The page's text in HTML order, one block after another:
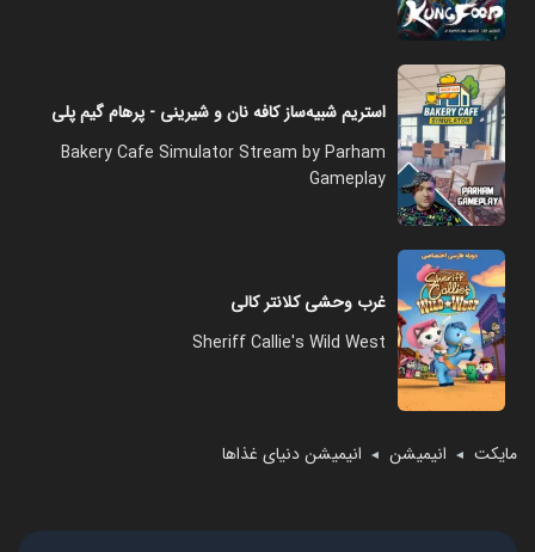
مایکت ◄ انیمیشن ◄ انیمیشن دنیای غذاها
استریم شبیه‌ساز کافه نان و شیرینی - پرهام گیم پلی
Bakery Cafe Simulator Stream by Parham
Gameplay
غرب وحشی کلانتر کالی
Sheriff Callie's Wild West